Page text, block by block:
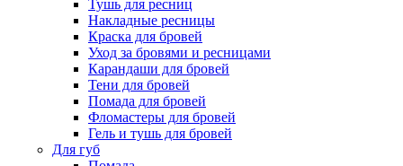
Тушь для ресниц
Накладные ресницы
Краска для бровей
Уход за бровями и ресницами
Карандаши для бровей
Тени для бровей
Помада для бровей
Фломастеры для бровей
Гель и тушь для бровей
Для губ